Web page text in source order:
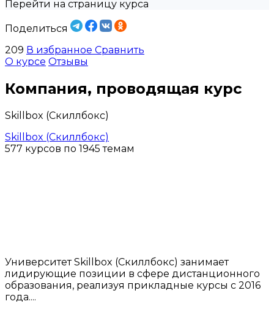
Перейти на страницу курса
Поделиться
209 В избранное Сравнить
О курсе Отзывы
Компания, проводящая курс
Skillbox (Скиллбокс)
Skillbox (Скиллбокс)
577 курсов по 1945 темам
Университет Skillbox (Скиллбокс) занимает
лидирующие позиции в сфере дистанционного
образования, реализуя прикладные курсы с 2016
года....